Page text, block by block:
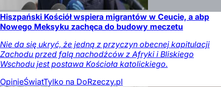
Hiszpański Kościół wspiera migrantów w Ceucie, a abp
Nowego Meksyku zachęca do budowy meczetu
Nie da się ukryć, że jedną z przyczyn obecnej kapitulacji
Zachodu przed falą nachodźców z Afryki i Bliskiego
Wschodu jest postawa Kościoła katolickiego.
OpinieŚwiatTylko na DoRzeczy.pl